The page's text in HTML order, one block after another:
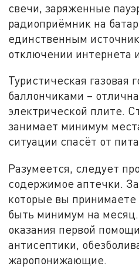
свечи, заряженные
радиоприёмник на
единственным
отключении интернета
Туристическая газовая
баллончиками –
электрической плите.
занимает минимум
ситуации спасёт от
Разумеется, следует
содержимое аптечки.
которые вы принимаете
быть минимум на
оказания первой
антисептики,
жаропонижающие.